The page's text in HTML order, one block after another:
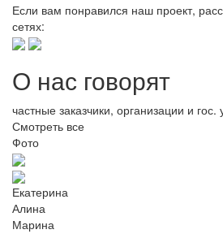
Если вам понравился наш проект,
сетях:
О нас говорят
частные заказчики, организации и
Смотреть все
Фото
Екатерина
Алина
Марина